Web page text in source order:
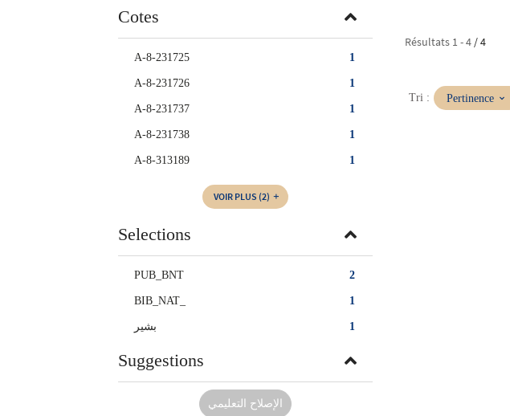
Résultats 1 -4 / 4
Tri :(MisePertinence
Cotes
1
A-8-231725
1
A-8-231726
1
A-8-231737
1
A-8-231738
1
A-8-313189
VOIR PLUS (2)
Selections
2
PUB_BNT
1
BIB_NAT_
1 بشير
Suggestions
الإصلاح التعليمي